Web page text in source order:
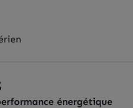
énergétique